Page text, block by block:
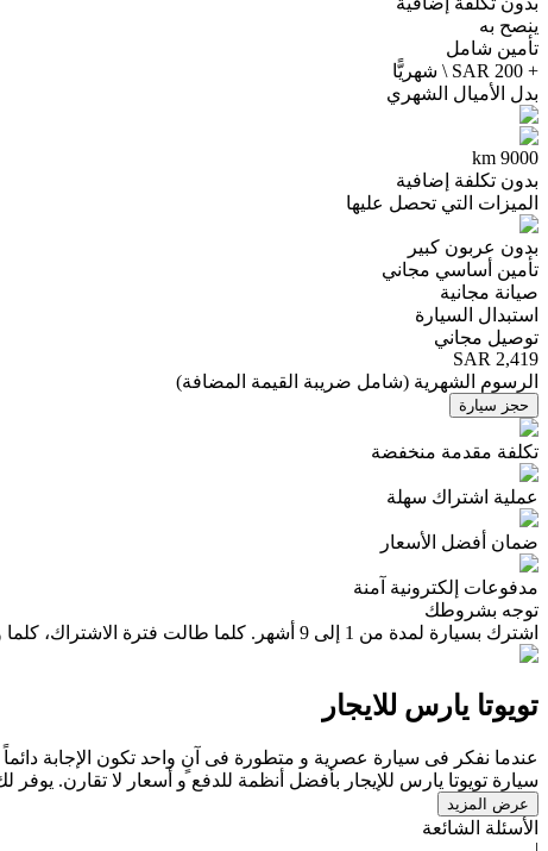
ينصح به
تأمين شامل
+ 200 SAR \ شهريًّا
بدل الأميال الشهري
9000 km
بدون تكلفة إضافية
الميزات التي تحصل عليها
بدون عربون كبير
تأمين أساسي مجاني
صيانة مجانية
استبدال السيارة
توصيل مجاني
SAR 2,419
الرسوم الشهرية (شامل ضريبة القيمة المضافة)
حجز سيارة
تكلفة مقدمة منخفضة
عملية اشتراك سهلة
ضمان أفضل الأسعار
مدفوعات إلكترونية آمنة
توجه بشروطك
اشترك بسيارة لمدة من 1 إلى 9 أشهر. كلما طالت فترة الاشتراك، كلما وفرت أكثر.
تويوتا يارس للايجار
عندما نفكر فى سيارة عصرية و متطورة فى آنٍ واحد تكون الإجابة
سيارة تويوتا يارس للإيجار بأفضل أنظمة للدفع و أسعار لا تقارن. يوفر
عرض المزيد
الأسئلة الشائعة